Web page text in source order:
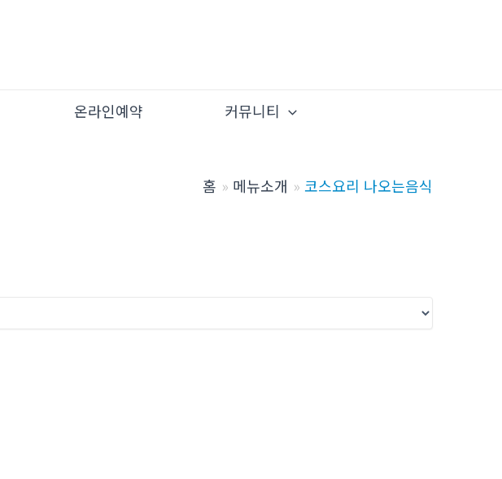
온라인예약 커뮤니티
홈 메뉴소개 코스요리 나오는음식